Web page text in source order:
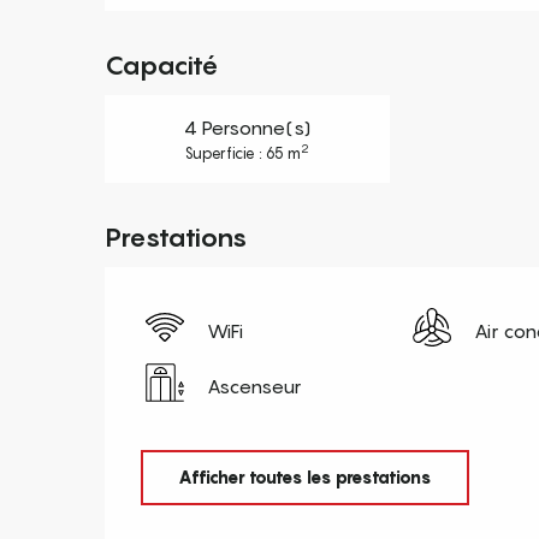
Capacité
4 Personne(s)
Superficie : 65 m2
Prestations
WiFi Air
Ascenseur
Afficher toutes les prestations